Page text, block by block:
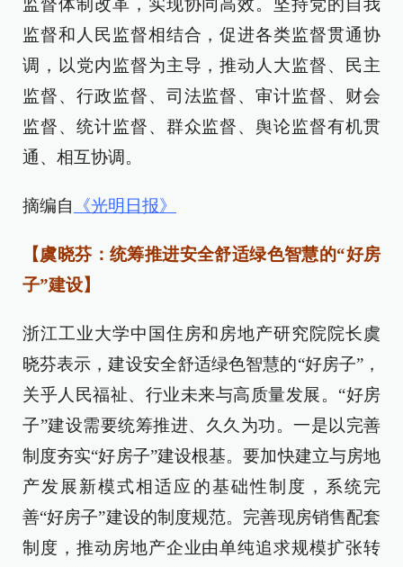
监督体制改革，实现协同高效。坚持党的自我
监督和人民监督相结合，促进各类监督贯通协
调，以党内监督为主导，推动人大监督、民主
监督、行政监督、司法监督、审计监督、财会
监督、统计监督、群众监督、舆论监督有机贯
通、相互协调。
摘编自 《光明日报》
【虞晓芬：统筹推进安全舒适绿色智慧的“好房
子”建设】
浙江工业大学中国住房和房地产研究院院长虞
晓芬表示，建设安全舒适绿色智慧的“好房子”，
关乎人民福祉、行业未来与高质量发展。“好房
子”建设需要统筹推进、久久为功。一是以完善
制度夯实“好房子”建设根基。要加快建立与房地
产发展新模式相适应的基础性制度，系统完
善“好房子”建设的制度规范。完善现房销售配套
制度，推动房地产企业由单纯追求规模扩张转